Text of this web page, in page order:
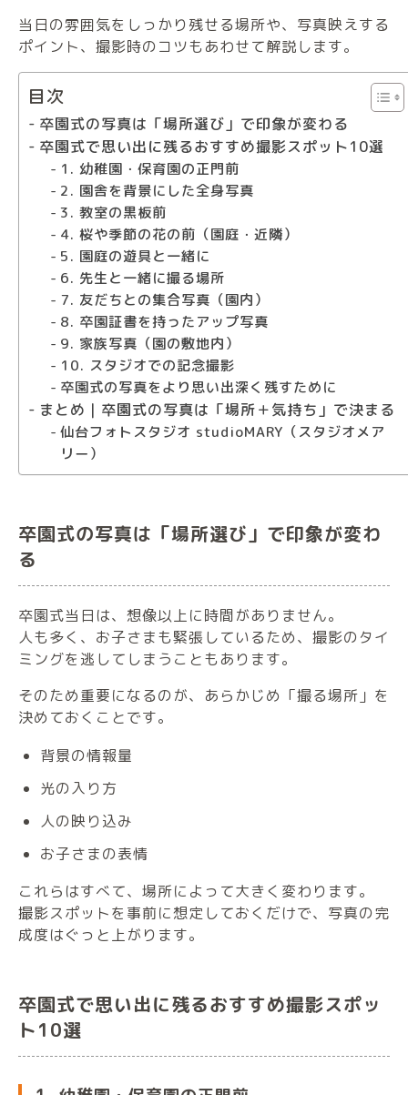
当日の雰囲気をしっかり残せる場所や、写真映えする
ポイント、撮影時のコツもあわせて解説します。
目次
卒園式の写真は「場所選び」で印象が変わる
卒園式で思い出に残るおすすめ撮影スポット10選
1. 幼稚園・保育園の正門前
2. 園舎を背景にした全身写真
3. 教室の黒板前
4. 桜や季節の花の前（園庭・近隣）
5. 園庭の遊具と一緒に
6. 先生と一緒に撮る場所
7. 友だちとの集合写真（園内）
8. 卒園証書を持ったアップ写真
9. 家族写真（園の敷地内）
10. スタジオでの記念撮影
卒園式の写真をより思い出深く残すために
まとめ｜卒園式の写真は「場所＋気持ち」で決まる
仙台フォトスタジオ studioMARY（スタジオメア
リー）
卒園式の写真は「場所選び」で印象が変わ
る
卒園式当日は、想像以上に時間がありません。
人も多く、お子さまも緊張しているため、撮影のタイ
ミングを逃してしまうこともあります。
そのため重要になるのが、あらかじめ「撮る場所」を
決めておくことです。
背景の情報量
光の入り方
人の映り込み
お子さまの表情
これらはすべて、場所によって大きく変わります。
撮影スポットを事前に想定しておくだけで、写真の完
成度はぐっと上がります。
卒園式で思い出に残るおすすめ撮影スポッ
ト10選